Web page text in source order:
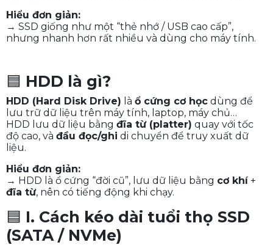
Hiểu đơn giản:
→ SSD giống như một “thẻ nhớ / USB cao cấp”,
nhưng nhanh hơn rất nhiều và dùng cho máy tính.
🟦 HDD là gì?
HDD (Hard Disk Drive) là ổ cứng cơ học dùng để
lưu trữ dữ liệu trên máy tính, laptop, máy chủ…
HDD lưu dữ liệu bằng đĩa từ (platter) quay với tốc
độ cao, và đầu đọc/ghi di chuyển để truy xuất dữ
liệu.
Hiểu đơn giản:
→ HDD là ổ cứng “đời cũ”, lưu dữ liệu bằng cơ khí+
đĩa từ, nên có tiếng động khi chạy.
🟦 I. Cách kéo dài tuổi thọ SSD
(SATA / NVMe)